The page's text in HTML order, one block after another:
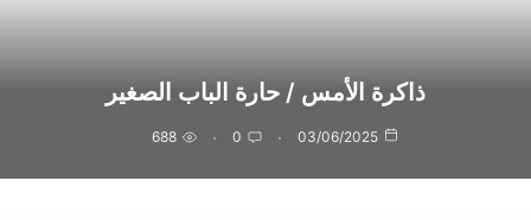
ذاكرة الأمس / حارة الباب الصغير
03/06/2025
0
688